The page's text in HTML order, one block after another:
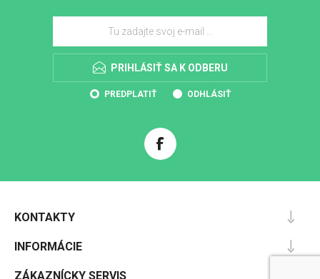
PRIHLÁSIŤ SA K ODBERU
PREDPLATIŤ ODHLÁSIŤ
KONTAKTY
INFORMÁCIE
ZÁKAZNÍCKY SERVIS